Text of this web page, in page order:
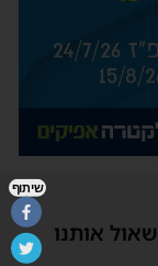
אותנו
שיתוף